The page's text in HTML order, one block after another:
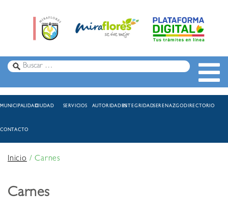
MUNICIPALIDADCIUDAD SERVICIOS AUTORIDADESINTEGRIDADSERENAZGODIRECTORIO
CONTACTO
Inicio/Carnes
Carnes